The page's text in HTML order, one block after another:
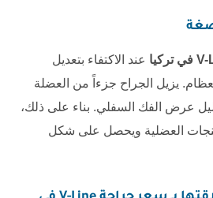
عند الاكتفاء بتعديل
يزيل الجراح جزءاً من العضلة
عرض الفك السفلي. بناء على ذلك،
العضلية ويحصل على شكل